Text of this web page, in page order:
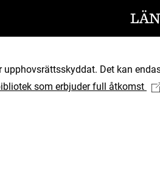
upphovsrättsskyddat. Det kan
som erbjuder full åtkomst